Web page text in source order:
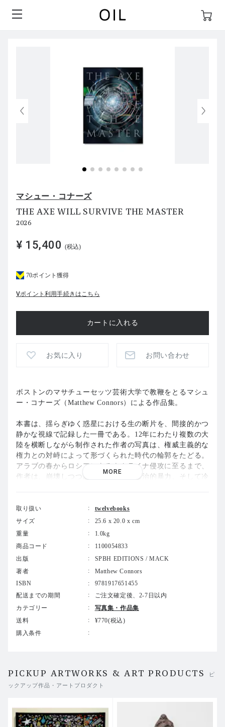
マシュー・コナーズ
THE AXE WILL SURVIVE THE MASTER
2026
¥ 15,400 (税込)
70ポイント獲得
Vポイント利用手続きはこちら
お気に入り お問い合わせ
ボストンのマサチューセッツ芸術大学で教鞭をとるマシュ
ー・コナーズ（Matthew Connors）による作品集。
本書は、揺らぎゆく惑星における生の断片を、間接的かつ
静かな視線で記録した一冊である。12年にわたり複数の大
陸を横断しながら制作された作者の写真は、権威主義的な
権力との対峙によって形づくられた時代の輪郭をたどる。
アラブの春からロシアによるウクライナ侵攻に至るまで、
作者は、崩壊しつつある社会契約、政治的暴力、そして冷
2013年から2025年にかけて撮影された写真を収録する本
書は、「
General Assembly
ている。権力、抵抗、そして民主主義という理念の脆さに
ついて思索を重ねながら、作者の視線は地政学的現実と親
密な日常とのあいだを往還する。そこには、歴史の最前線
のみならず、日々の生活の織物のなかに潜む不安や緊張が
映し出されている。対立と不確実性に覆われた世界であり
ながら、その風景は同時に、美しさと脅威、そして避けが
作者は、この長期的な観察の蓄積を、ひとつの静かなシー
的な考察として、作者の重要な仕事の到達点を示してい
る。
MORE
取り扱い
twelvebooks
サイズ
25.6 x 20.0 x cm
重量
1.0kg
商品コード
1100054833
出版
SPBH EDITIONS / MACK
著者
Matthew Connors
ISBN
9781917651455
配送までの期間
ご注文確定後、2-7日以内
カテゴリー
写真集・作品集
送料
¥770(税込)
購入条件
PICKUP ARTWORKS & ART PRODUCTS
ピ
ックアップ作品・アートプロダクト